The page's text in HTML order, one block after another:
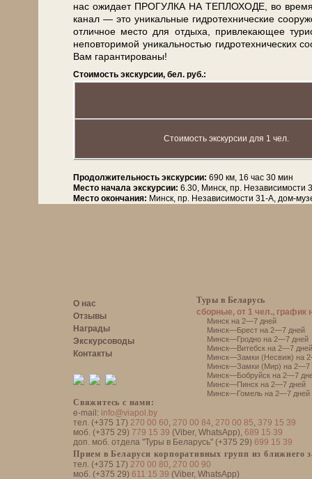
нас ожи­да­ет ПРОГУЛКА НА ТЕПЛОХОДЕ, во вре­мя
ка­нал — это уни­каль­ные гид­ро­тех­ни­че­ские
отличное ме­сто для от­ды­ха, привлекающее
неповторимой уникальностью
Вам га­ран­ти­ро­ва­ны!
Стоимость экскурсии, бел. руб.:
Стоимость экскурсии для 1 чел.
Продолжительность экскурсии: 690 км, 16 час 30 мин
Место начала экскурсии: 6.30, Минск, пр.
Место окончания: Минск, пр. Независимости 31-А, дом-
О нас
Отзывы
Награды
Экскурсоводы
Контакты
Свяжитесь с нами:
e-mail: info@viapol.by
тел. (+375 17) 270 00 60, 270 00 84, 270 00 85, 379 15 39
моб. (+375 29) 779 15 39 (Viber, WhatsApp), 689 15 39
доп. моб. отдела "Туры в Беларусь" (+375 29) 699 15 39
Прием в Беларуси корпоративных групп из ближнего
тел. (+375 17) 270 00 80, 270 00 90
моб. (+375 29) 611 15 39 (Viber, WhatsApp)
Туры в Беларусь
сборные, от 1 чел., график
Минск на 2—7 дней
Минск—Брест на 2—7 дней
Минск—Гродно на 2—7 дней
Минск—Витебск на 2—7 дней
Минск—Замки (Несвиж) на
Минск—Замки (Мир) на 2—7
Минск—Бобруйск на 2—7
Минск—Пинск на 2—7 дней
Минск—Гомель на 2—7 дней